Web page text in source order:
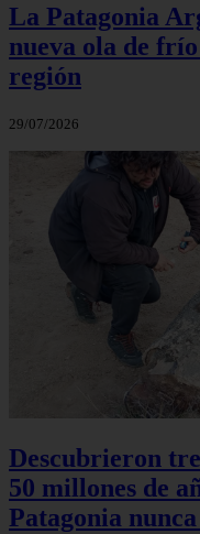
La Patagonia
nueva ola de
región
29/07/2026
Descubrieron
50 millones de
Patagonia